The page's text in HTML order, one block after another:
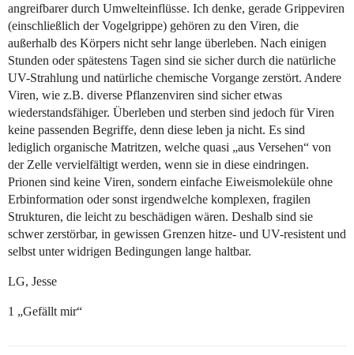
angreifbarer durch Umwelteinflüsse. Ich denke, gerade Grippeviren
(einschließlich der Vogelgrippe) gehören zu den Viren, die
außerhalb des Körpers nicht sehr lange überleben. Nach einigen
Stunden oder spätestens Tagen sind sie sicher durch die natürliche
UV-Strahlung und natürliche chemische Vorgange zerstört. Andere
Viren, wie z.B. diverse Pflanzenviren sind sicher etwas
wiederstandsfähiger. Überleben und sterben sind jedoch für Viren
keine passenden Begriffe, denn diese leben ja nicht. Es sind
lediglich organische Matritzen, welche quasi „aus Versehen“ von
der Zelle vervielfältigt werden, wenn sie in diese eindringen.
Prionen sind keine Viren, sondern einfache Eiweismoleküle ohne
Erbinformation oder sonst irgendwelche komplexen, fragilen
Strukturen, die leicht zu beschädigen wären. Deshalb sind sie
schwer zerstörbar, in gewissen Grenzen hitze- und UV-resistent und
selbst unter widrigen Bedingungen lange haltbar.
LG, Jesse
1 „Gefällt mir“